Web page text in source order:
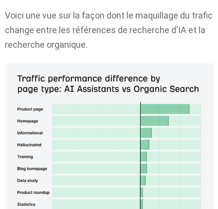
Voici une vue sur la façon dont le maquillage du trafic
change entre les références de recherche d'IA et la
recherche organique.